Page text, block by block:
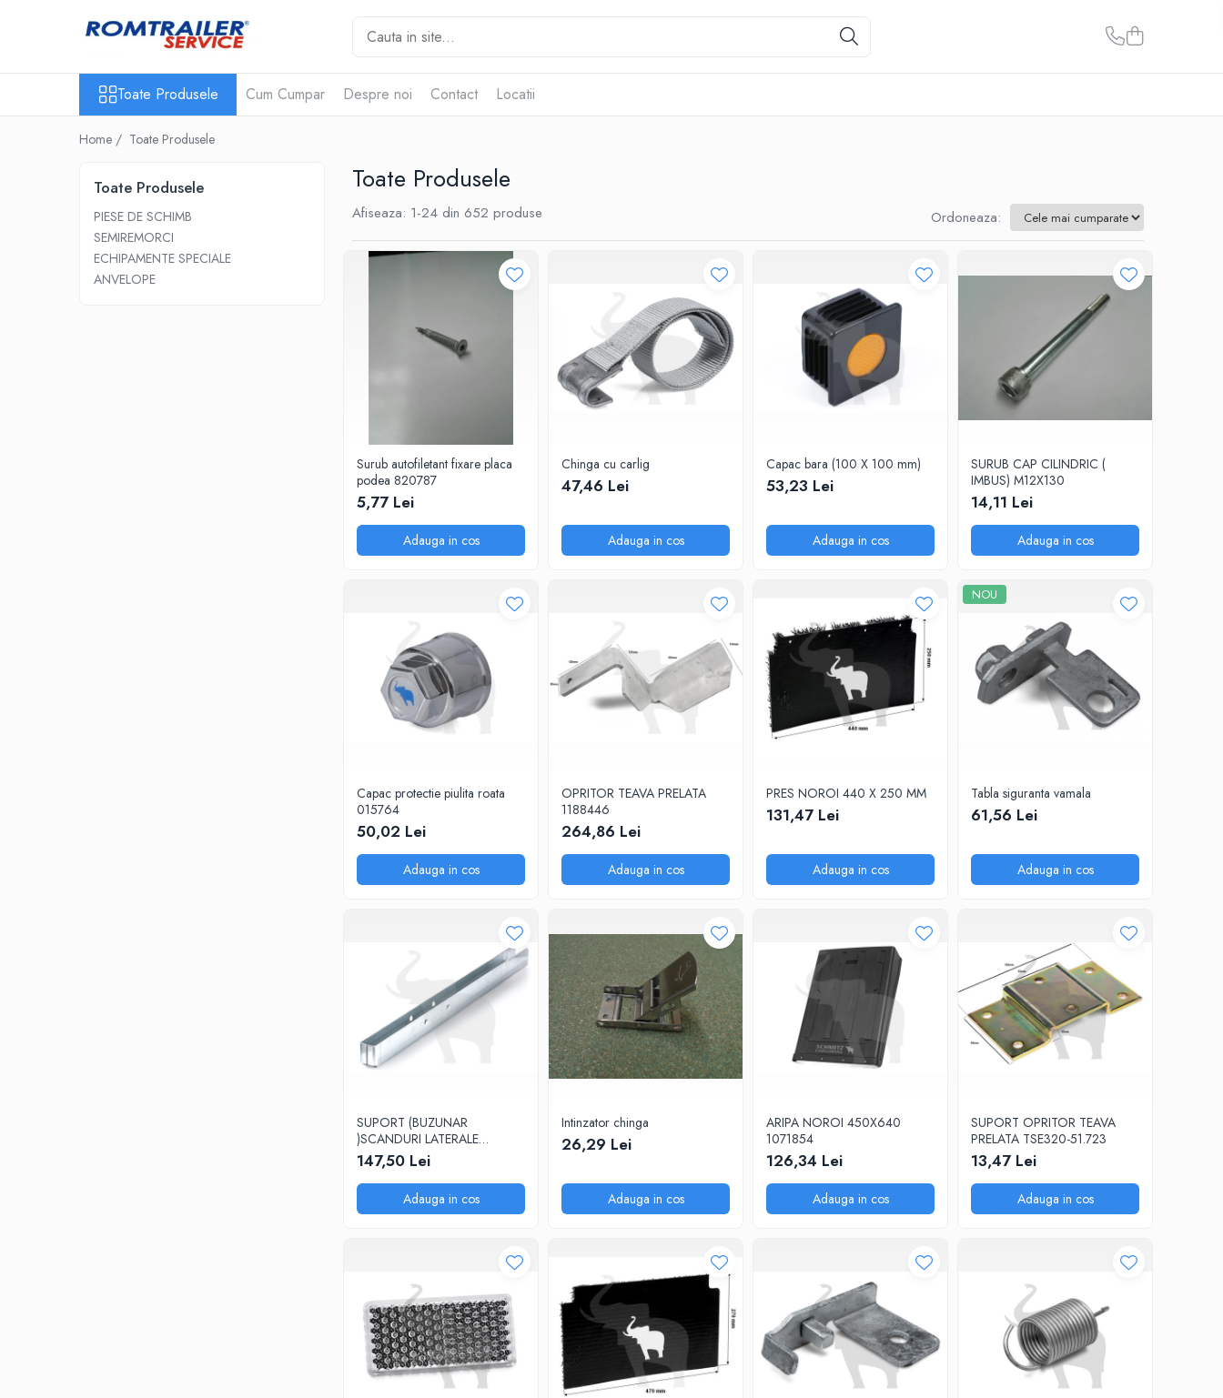
PIESE DE SCHIMB
ECHIPAMENTE ELECTRICE
CUTII CONEXIUNE
PRIZE ELECTRICE
Toate Produsele Cum Cumpar Despre noi Contact Locatii
Home / Toate Produsele
Toate Produsele
Toate Produsele
PIESE DE SCHIMB
SEMIREMORCI
ECHIPAMENTE SPECIALE
ANVELOPE
Afiseaza: 1-24 din 652 produse Ordoneaza:
Surub autofiletant fixare placa
podea 820787
5,77 Lei
Adauga in cos
Chinga cu carlig
47,46 Lei
Adauga in cos
Capac bara (100 X 100 mm)
53,23 Lei
Adauga in cos
SURUB CAP CILINDRIC (
IMBUS) M12X130
14,11 Lei
Adauga in cos
Capac protectie piulita roata
015764
50,02 Lei
Adauga in cos
OPRITOR TEAVA PRELATA
1188446
264,86 Lei
Adauga in cos
PRES NOROI 440 X 250 MM
131,47 Lei
Adauga in cos
NOU
Tabla siguranta vamala
61,56 Lei
Adauga in cos
SUPORT (BUZUNAR
)SCANDURI LATERALE
(26X550 mm)
147,50 Lei
Adauga in cos
Intinzator chinga
26,29 Lei
Adauga in cos
ARIPA NOROI 450X640
1071854
126,34 Lei
Adauga in cos
SUPORT OPRITOR TEAVA
PRELATA TSE320-51.723
13,47 Lei
Adauga in cos